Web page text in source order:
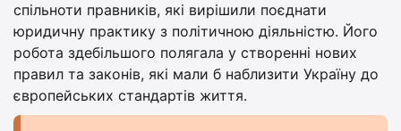
спільноти правників, які вирішили поєднати
юридичну практику з політичною діяльністю. Його
робота здебільшого полягала у створенні нових
правил та законів, які мали б наблизити Україну до
європейських стандартів життя.